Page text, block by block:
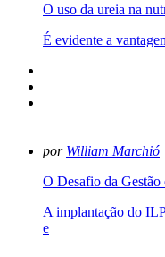
O uso da ureia na
É evidente a
por William Marchió
O Desafio da
A implantação do
e